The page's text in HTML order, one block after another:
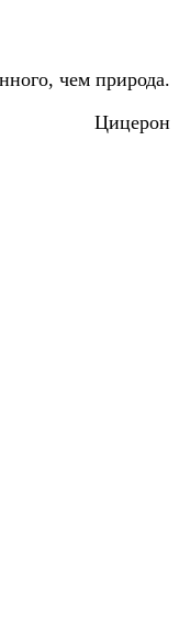
чем природа.
Цицерон